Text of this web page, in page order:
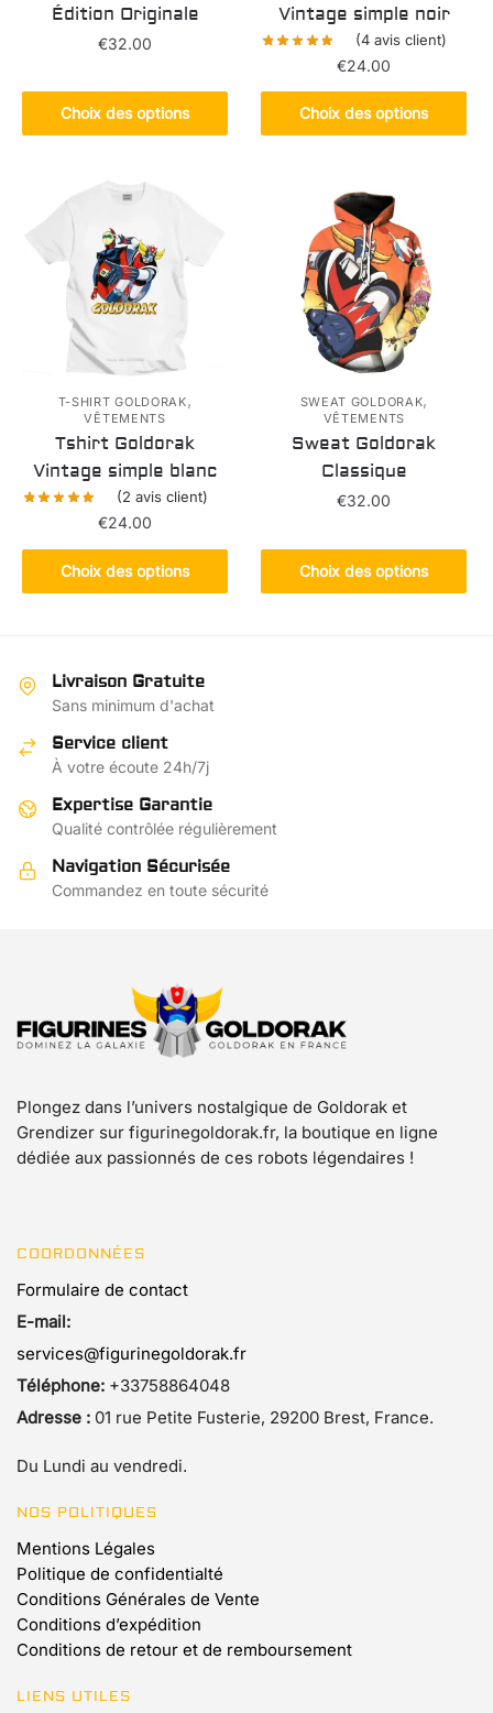
Édition Originale
€32.00
Choix des options
produit
a
variations.
options
peuvent
être
la
page
du
produit
Vintage simple noir
(4avis client)
€24.00
Choix des options
Ce
produit
variations.
Les
options
peuvent
être
choisies
sur
la
page
du
produit
T-SHIRT GOLDORAK,
VÊTEMENTS
Tshirt Goldorak
Vintage simple blanc
(2 avis client)
€24.00
Choix des options
Ce
produit
variations.
peuvent
être
choisies
sur
page
SWEAT GOLDORAK,
VÊTEMENTS
Sweat Goldorak
Classique
€32.00
Choix des options
produit
a
Livraison Gratuite
Sans minimum d'achat
Service client
À votre écoute 24h/7j
Expertise Garantie
Qualité contrôlée régulièrement
Navigation Sécurisée
Commandez en toute sécurité
Plongez dans l’univers nostalgique de Goldorak et
Grendizer sur figurinegoldorak.fr, la boutique en ligne
dédiée aux passionnés de ces robots légendaires !
COORDONNÉES
Formulaire de contact
E-mail:
services@figurinegoldorak.fr
Téléphone: +33758864048
Adresse : 01 rue Petite Fusterie, 29200 Brest, France.
Du Lundi au vendredi.
NOS POLITIQUES
Mentions Légales
Politique de confidentialté
Conditions Générales de Vente
Conditions d’expédition
Conditions de retour et de remboursement
LIENS UTILES